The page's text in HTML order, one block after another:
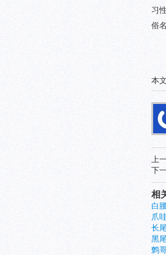
习
俗
本
上
下
相
白
爪
长
黑
鹩